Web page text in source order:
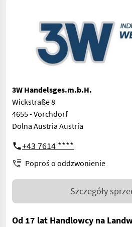
3W Handelsges.m.b.H.
Wickstraße 8
4655 - Vorchdorf
Dolna Austria Austria
+43 7614 ****
Poproś o oddzwonienie
Szczegóły
Od 17 lat Handlowcy na